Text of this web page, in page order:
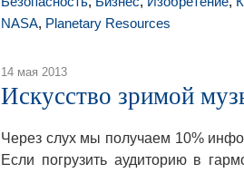
NASA, Planetary Resources
14 мая 2013
Искусство зримой
Через слух мы получаем 10%
Если погрузить аудиторию в